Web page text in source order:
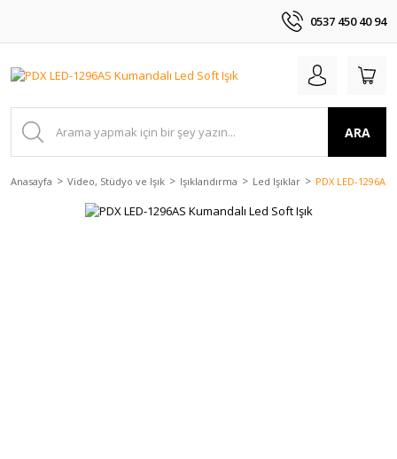
0537 450 40 94
ARA
Anasayfa Video, Stüdyo ve Işık Işıklandırma Led Işıklar PDX LED-